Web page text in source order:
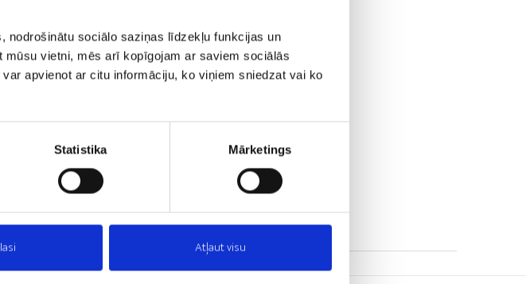
nodrošinātu sociālo saziņas līdzekļu funkcijas un
vietni, mēs arī kopīgojam ar saviem sociālās
apvienot ar citu informāciju, ko viņiem sniedzat vai ko
Statistika Mārketings
Atļaut visu